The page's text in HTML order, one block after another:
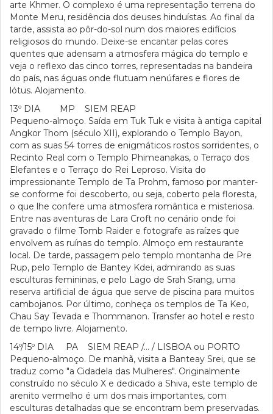
arte Khmer. O complexo é uma representação terrena do
Monte Meru, residência dos deuses hinduístas. Ao final da
tarde, assista ao pôr-do-sol num dos maiores edifícios
religiosos do mundo. Deixe-se encantar pelas cores
quentes que adensam a atmosfera mágica do templo e
veja o reflexo das cinco torres, representadas na bandeira
do país, nas águas onde flutuam nenúfares e flores de
lótus. Alojamento.
13º DIA MP SIEM REAP
Pequeno-almoço. Saída em Tuk Tuk e visita à antiga capital
Angkor Thom (século XII), explorando o Templo Bayon,
com as suas 54 torres de enigmáticos rostos sorridentes, o
Recinto Real com o Templo Phimeanakas, o Terraço dos
Elefantes e o Terraço do Rei Leproso. Visita do
impressionante Templo de Ta Prohm, famoso por manter-
se conforme foi descoberto, ou seja, coberto pela floresta,
o que lhe confere uma atmosfera romântica e misteriosa.
Entre nas aventuras de Lara Croft no cenário onde foi
gravado o filme Tomb Raider e fotografe as raízes que
envolvem as ruínas do templo. Almoço em restaurante
local. De tarde, passagem pelo templo montanha de Pre
Rup, pelo Templo de Bantey Kdei, admirando as suas
esculturas femininas, e pelo Lago de Srah Srang, uma
reserva artificial de água que serve de piscina para muitos
cambojanos. Por último, conheça os templos de Ta Keo,
Chau Say Tevada e Thommanon. Transfer ao hotel e resto
de tempo livre. Alojamento.
14º/15º DIA PA SIEM REAP /... / LISBOA ou PORTO
Pequeno-almoço. De manhã, visita a Banteay Srei, que se
traduz como "a Cidadela das Mulheres". Originalmente
construído no século X e dedicado a Shiva, este templo de
arenito vermelho é um dos mais importantes, com
esculturas detalhadas que se encontram bem preservadas.